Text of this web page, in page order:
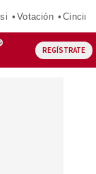
Votación
REGÍSTRATE